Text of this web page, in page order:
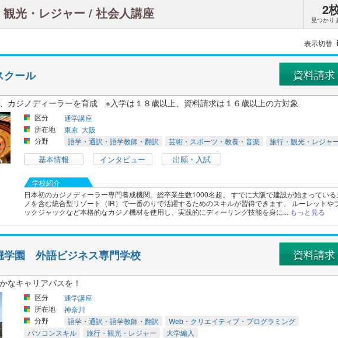
光・レジャー / 社会人講座 2
見つかり
表示切替
クール 資料請求
カジノディーラーを育成 ※入学は１８歳以上、資料請求は１６歳以上の方対象
区分
通学講座
所在地
東京 大阪
分野
語学・通訳・語学教師・翻訳 芸術・スポーツ・教養・音楽 旅行・観光・レジャ
基本情報 インタビュー 出願・入試
学校紹介
日本初のカジノディーラー専門養成機関。総卒業生数1000名超。 すでに大阪で建設が始まっている
ノを含む統合型リゾート（IR）で一番のりで活躍するためのスキルが習得できます。 ルーレットや
ックジャックなど本格的なカジノ機材を使用し、実践的にディーリング技能を身に... もっと見る
学園 外語ビジネス専門学校 資料請求
なキャリアパスを！
区分
通学講座
所在地
神奈川
分野
語学・通訳・語学教師・翻訳
Web・クリエイティブ・プログラミング
パソコンスキル
旅行・観光・レジャー 大学編入